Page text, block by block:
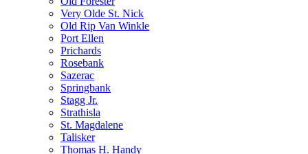
Very Olde St. Nick
Old Rip Van Winkle
Port Ellen
Prichards
Rosebank
Sazerac
Springbank
Stagg Jr.
Strathisla
St. Magdalene
Talisker
Thomas H. Handy